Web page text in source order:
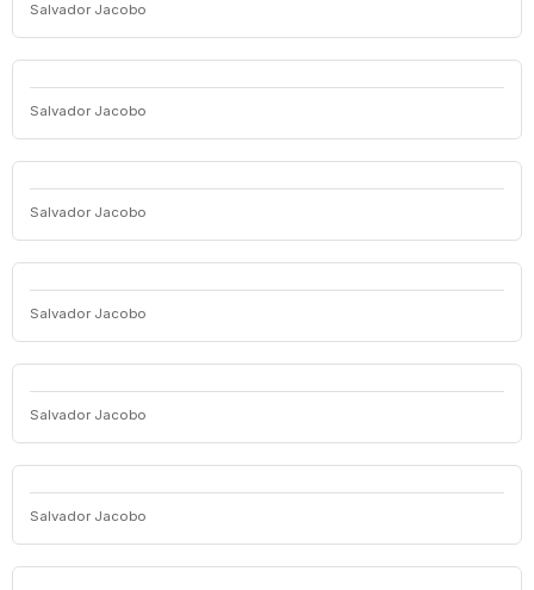
Salvador Jacobo
Salvador Jacobo
Salvador Jacobo
Salvador Jacobo
Salvador Jacobo
Salvador Jacobo